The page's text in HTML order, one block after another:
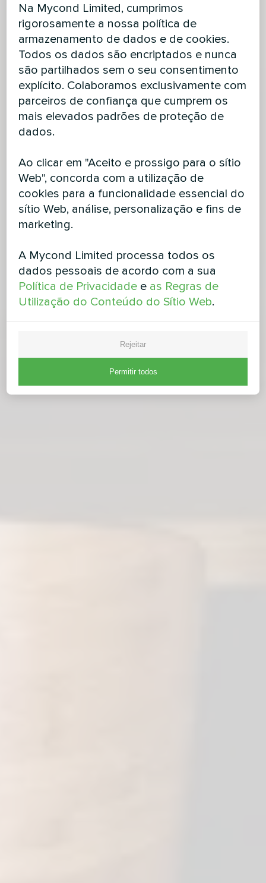
Na Mycond Limited, cumprimos
rigorosamente a nossa política de
armazenamento de dados e de cookies.
Todos os dados são encriptados e nunca
são partilhados sem o seu consentimento
explícito. Colaboramos exclusivamente com
parceiros de confiança que cumprem os
mais elevados padrões de proteção de
dados.
Ao clicar em "Aceito e prossigo para o sítio
Web", concorda com a utilização de
cookies para a funcionalidade essencial do
sítio Web, análise, personalização e fins de
marketing.
A Mycond Limited processa todos os
dados pessoais de acordo com a sua
Política de Privacidade e as Regras de
Utilização do Conteúdo do Sítio Web.
Rejeitar
Permitir todos